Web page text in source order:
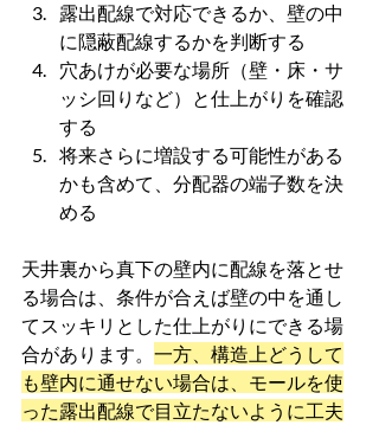
露出配線で対応できるか、壁の中
に隠蔽配線するかを判断する
穴あけが必要な場所（壁・床・サ
ッシ回りなど）と仕上がりを確認
する
将来さらに増設する可能性がある
かも含めて、分配器の端子数を決
める
天井裏から真下の壁内に配線を落とせ
る場合は、条件が合えば壁の中を通し
てスッキリとした仕上がりにできる場
合があります。 一方、構造上どうして
も壁内に通せない場合は、モールを使
った露出配線で目立たないように工夫